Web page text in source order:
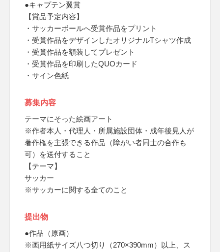
●キャプテン翼賞
【賞品予定内容】
・サッカーボールへ受賞作品をプリント
・受賞作品をデザインしたオリジナルTシャツ作成
・受賞作品を額装してプレゼント
・受賞作品を印刷したQUOカード
・サイン色紙
募集内容
テーマにそった絵画アート
※作者本人・代理人・所属施設団体・成年後見人が
著作権を主張できる作品（障がい者同士の合作も
可）を送付すること
【テーマ】
サッカー
※サッカーに関する全てのこと
提出物
●作品（原画）
※画用紙サイズ八つ切り（270×390mm）以上、ス